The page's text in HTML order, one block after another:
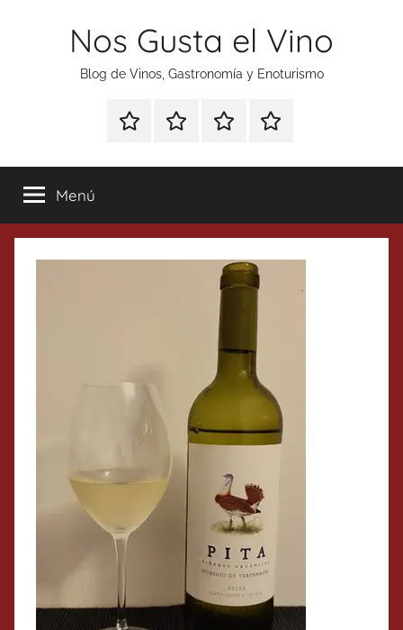
Nos Gusta el Vino
Blog de Vinos, Gastronomía y Enoturismo
Especial
Tonics
Enoturismo
Gastronomía
RankingContacto
Menú